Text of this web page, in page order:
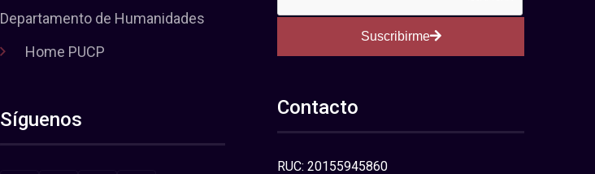
Departamento de Humanidades
Home PUCP
Síguenos
Suscribirme
Contacto
RUC: 20155945860